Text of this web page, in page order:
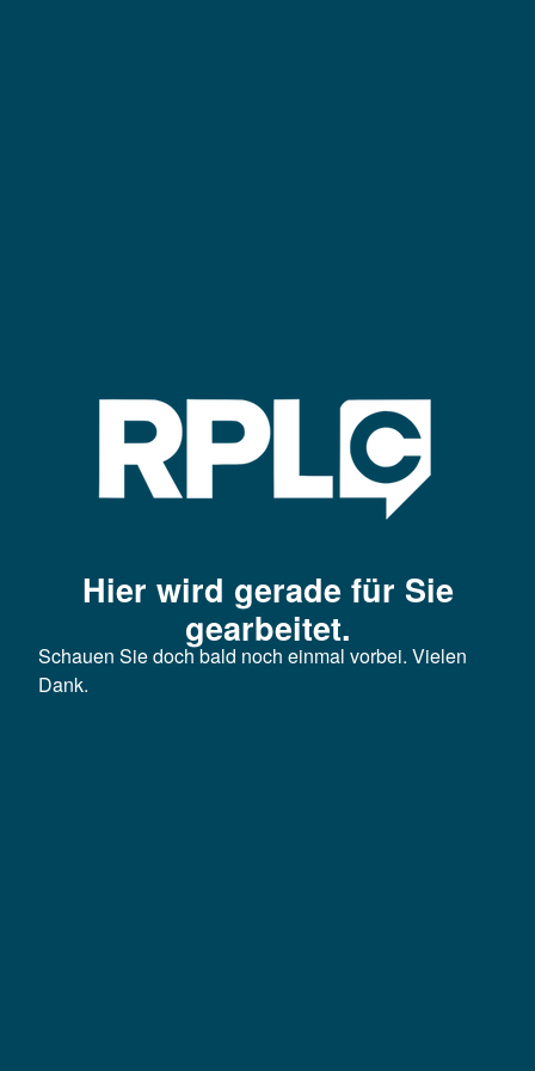
Hier wird gerade für Sie
gearbeitet.
Schauen Sie doch bald noch einmal vorbei. Vielen
Dank.